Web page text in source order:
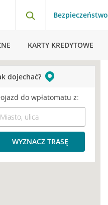
Bezpieczeństwo
KARTY KREDYTOWE
dojechać?
do wpłatomatu z:
WYZNACZ TRASĘ